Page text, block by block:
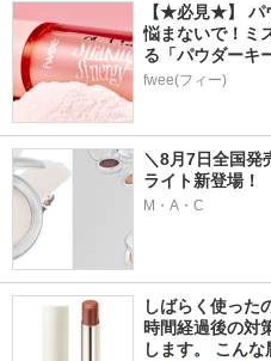
【★必見★】 パ
悩まないで！ミ
る「パウダーキ
fwee(フィー)
＼8月7日全国発
ライト新登場！
M・A・C
しばらく使った
時間経過後の対
します。 こん